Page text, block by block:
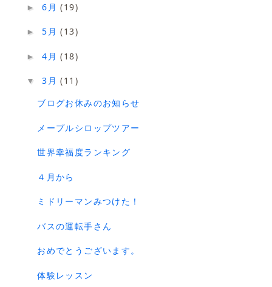
►6月(19)
►5月(13)
►4月(18)
▼3月(11)
ブログお休みのお知らせ
メープルシロップツアー
世界幸福度ランキング
４月から
ミドリーマンみつけた！
バスの運転手さん
おめでとうございます。
体験レッスン